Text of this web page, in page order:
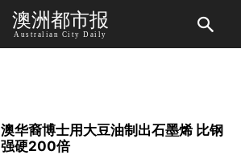
澳洲都市报
Australian City Daily
澳华裔博士用大豆油制出石墨烯 比钢
强硬200倍